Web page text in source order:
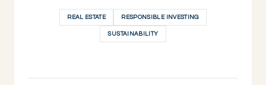
REAL ESTATE RESPONSIBLE INVESTING
SUSTAINABILITY